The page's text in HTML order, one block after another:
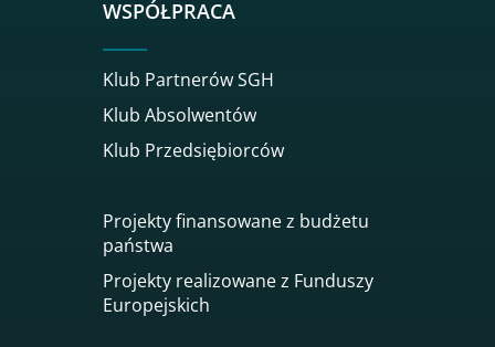
WSPÓŁPRACA
Klub Partnerów SGH
Klub Absolwentów
Klub Przedsiębiorców
Projekty finansowane z budżetu
państwa
Projekty realizowane z Funduszy
Europejskich